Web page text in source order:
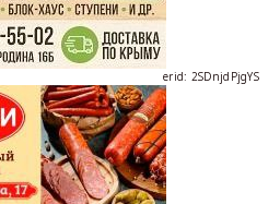
erid: 2SDnjdPjgYS